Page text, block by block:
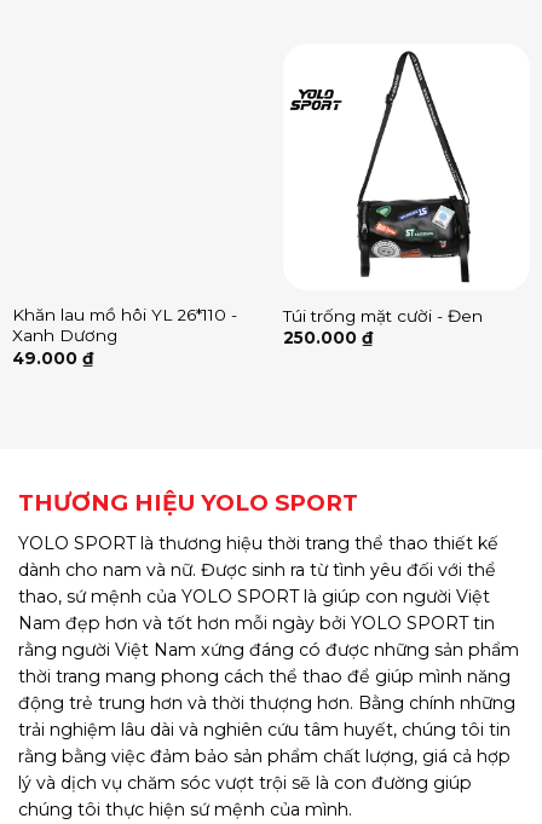
Khăn lau mồ hôi YL 26*110 -
Xanh Dương
49.000 ₫
Túi trống mặt cười - Đen
250.000 ₫
THƯƠNG HIỆU YOLO SPORT
YOLO SPORT là thương hiệu thời trang thể thao thiết kế
dành cho nam và nữ. Được sinh ra từ tình yêu đối với thể
thao, sứ mệnh của YOLO SPORT là giúp con người Việt
Nam đẹp hơn và tốt hơn mỗi ngày bởi YOLO SPORT tin
rằng người Việt Nam xứng đáng có được những sản phẩm
thời trang mang phong cách thể thao để giúp mình năng
động trẻ trung hơn và thời thượng hơn. Bằng chính những
trải nghiệm lâu dài và nghiên cứu tâm huyết, chúng tôi tin
rằng bằng việc đảm bảo sản phẩm chất lượng, giá cả hợp
lý và dịch vụ chăm sóc vượt trội sẽ là con đường giúp
chúng tôi thực hiện sứ mệnh của mình.